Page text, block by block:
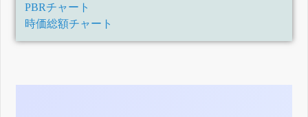
PBRチャート
時価総額チャート